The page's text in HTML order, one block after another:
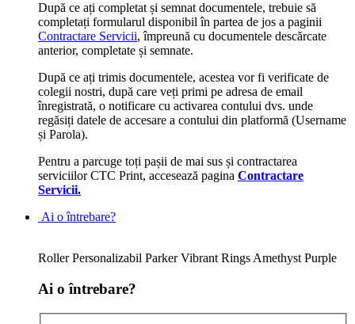
După ce ați completat și semnat documentele, trebuie să
completați formularul disponibil în partea de jos a paginii
Contractare Servicii, împreună cu documentele descărcate
anterior, completate și semnate.
După ce ați trimis documentele, acestea vor fi verificate de
colegii nostri, după care veți primi pe adresa de email
înregistrată, o notificare cu activarea contului dvs. unde
regăsiți datele de accesare a contului din platformă (Username
și Parola).
Pentru a parcuge toți pașii de mai sus și contractarea
serviciilor CTC Print, accesează pagina Contractare
Servicii.
Ai o întrebare?
Roller Personalizabil Parker Vibrant Rings Amethyst Purple
Ai o întrebare?